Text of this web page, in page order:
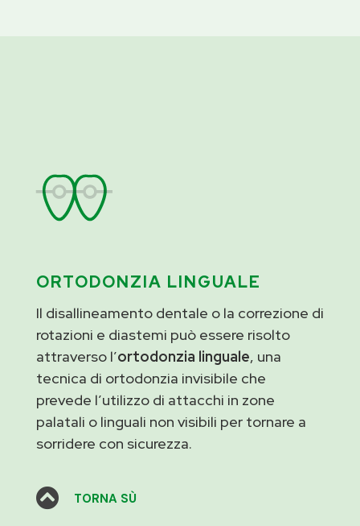
ORTODONZIA LINGUALE
Il disallineamento dentale o la correzione di
rotazioni e diastemi può essere risolto
attraverso l’ortodonzia linguale, una
tecnica di ortodonzia invisibile che
prevede l’utilizzo di attacchi in zone
palatali o linguali non visibili per tornare a
sorridere con sicurezza.
 TORNA SÙ